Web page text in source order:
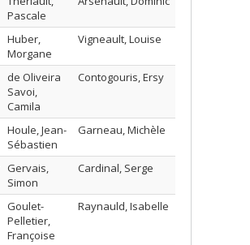
Pascale
Huber,
Morgane
Vigneault, Louise
de Oliveira
Savoi,
Camila
Contogouris, Ersy
Houle, Jean-
Sébastien
Garneau, Michèle
Gervais,
Simon
Cardinal, Serge
Goulet-
Pelletier,
Françoise
Raynauld, Isabelle